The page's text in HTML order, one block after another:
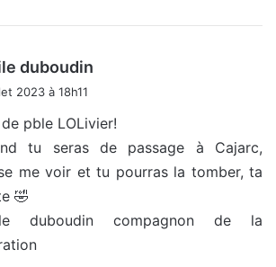
duboudin
2023 à 18h11
de pble LOLivier!
tu seras de passage à Cajarc,
me voir et tu pourras la tomber, ta
🤣
duboudin compagnon de la